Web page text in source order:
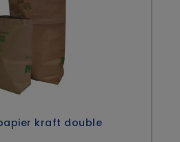
kraft double